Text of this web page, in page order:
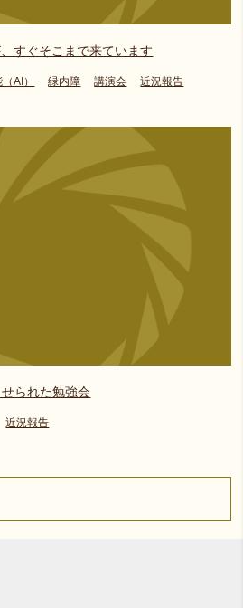
すぐそこまで来ています
AI） 緑内障 講演会 近況報告
せられた勉強会
近況報告